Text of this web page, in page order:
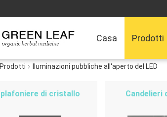
Casa Prodotti
Prodotti Iluminazioni pubbliche all'aperto del LED
plafoniere di cristallo Candelieri